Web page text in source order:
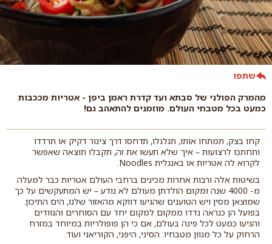
תמונה: pixabay
שתפו
מהמרק הפולני של סבתא ועד קדרת ראמן ביפן - אטריות מככבות
כמעט בכל מטבחי העולם. מוזמנים להתאהב גם!
קחו בצק, תמתחו אותו, תגלגלו, תדחסו דרך צינור דקיק או תרדדו
ותחתכו לרצועות – איך שלא תעשו את זה, תקבלו תוצאה שאפשר
לקרוא לה אטריות או באנגלית Noodles.
בשיטות אלה ורבות אחרות מכינים ברחבי העולם אטריות כבר למעלה
מ- 4000 שנה ומקום הולדתן מעולם לא נודע – יש המתעקשים על כך
שמוצאן מסין ויש הטוענים שהגיעו דווקא מהאזור שלנו, הים התיכון.
בפועל הן כנראה נדדו ממקום למקום יחד עם הסוחרים והנוודים
והגיעו כמעט לכל פינה בעולם, אם כי הן פופולריות במיוחד במזרח
הרחוק על כל מגוון מטבחיו: הסיני, היפני, הקוריאני ועוד.